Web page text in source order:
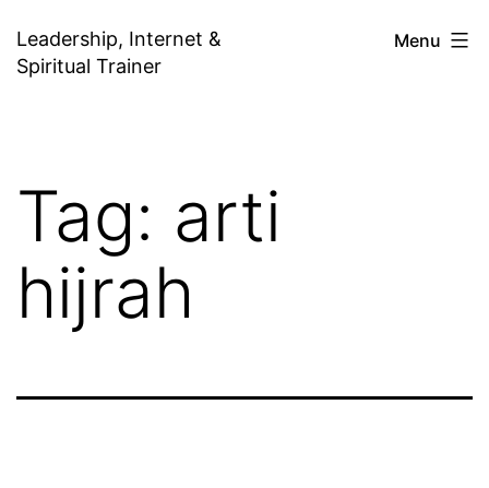
to
Leadership, Internet &
Spiritual Trainer
Menu
Tag: arti
hijrah